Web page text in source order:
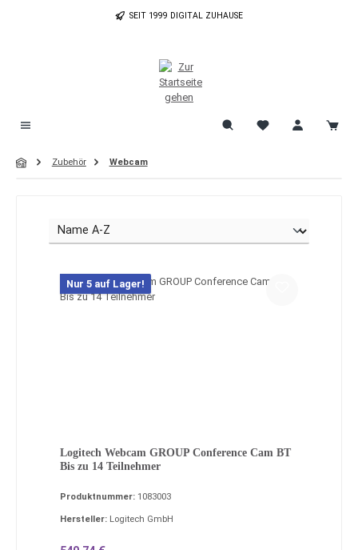
Zum Hauptinhalt springen SEIT 1999 DIGITAL ZUHAUSE
Zubehör Webcam
Nur 5 auf Lager!
Logitech Webcam GROUP Conference Cam BT
Bis zu 14 Teilnehmer
Produktnummer: 1083003
Hersteller: Logitech GmbH